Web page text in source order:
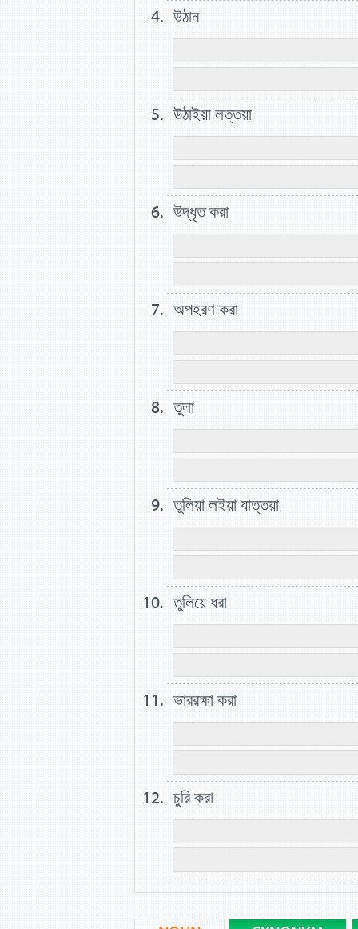
উঠান
উঠাইয়া লত্তয়া
উদ্ধৃত করা
অপহরণ করা
তুলা
তুলিয়া লইয়া যাত্তয়া
তুলিয়ে ধরা
ভাররক্ষা করা
চুরি করা